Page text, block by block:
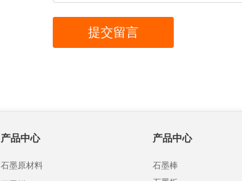
产品中心
石墨原材料
产品中心
石墨棒